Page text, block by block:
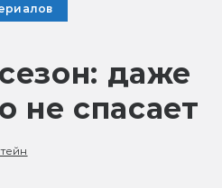
даже
не спасает